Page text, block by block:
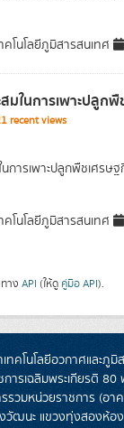
โนโลยีภูมิสารสนเทศ
มในการเพาะปลูก
recent views
การเพาะปลูกพืชเศรษ
โนโลยีภูมิสารสนเทศ
าง API (ให้ดู คู่มือ API).
คโนโลยีอวกาศและภูมิ
ารเฉลิมพระเกียรติ
รวมหน่วยราชการ (อ
วัฒนะ แขวงทุ่งสองห้อ